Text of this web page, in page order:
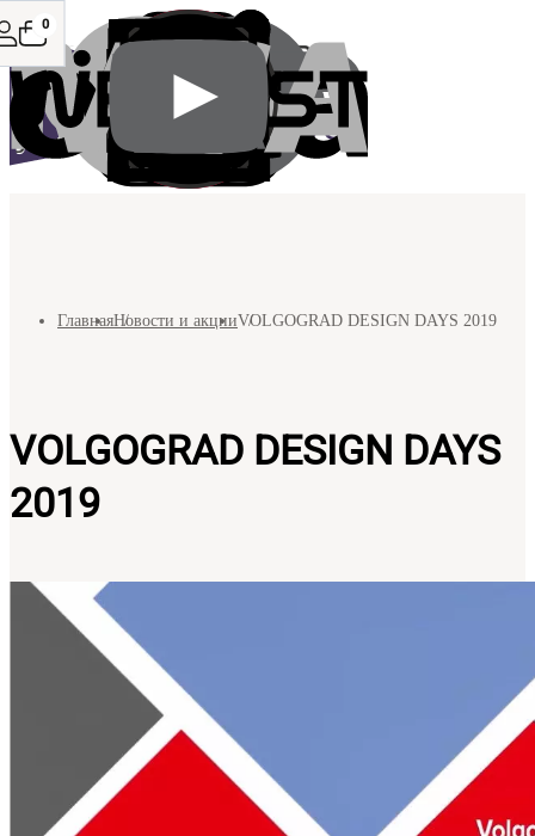
0
ГлавнаяНовости и акцииVOLGOGRAD DESIGN DAYS 2019
VOLGOGRAD DESIGN DAYS
2019